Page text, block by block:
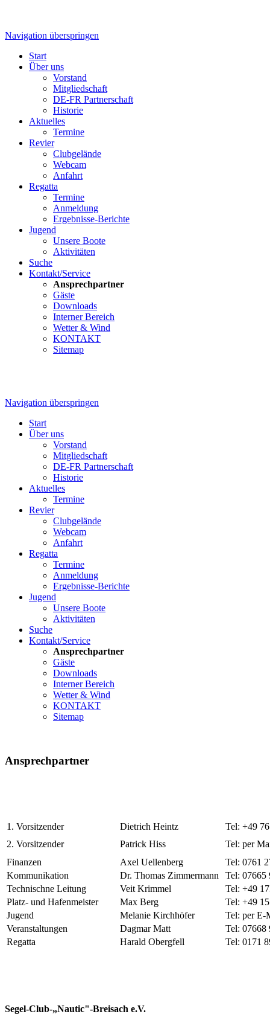
Navigation überspringen
Start
Über uns
Vorstand
Mitgliedschaft
DE-FR Partnerschaft
Historie
Aktuelles
Termine
Revier
Clubgelände
Webcam
Anfahrt
Regatta
Termine
Anmeldung
Ergebnisse-Berichte
Jugend
Unsere Boote
Aktivitäten
Suche
Kontakt/Service
Ansprechpartner
Gäste
Downloads
Interner Bereich
Wetter & Wind
KONTAKT
Sitemap
Navigation überspringen
Start
Über uns
Vorstand
Mitgliedschaft
DE-FR Partnerschaft
Historie
Aktuelles
Termine
Revier
Clubgelände
Webcam
Anfahrt
Regatta
Termine
Anmeldung
Ergebnisse-Berichte
Jugend
Unsere Boote
Aktivitäten
Suche
Kontakt/Service
Ansprechpartner
Gäste
Downloads
Interner Bereich
Wetter & Wind
KONTAKT
Sitemap
Ansprechpartner
1. Vorsitzender Dietrich Heintz
Tel: +49
2. Vorsitzender
Patrick Hiss
Tel: per
Finanzen
Axel Uellenberg
Tel: 0761
Kommunikation
Dr. Thomas Zimmermann
Tel: 07665
Technischne Leitung
Veit Krimmel
Tel: +49
Platz- und Hafenmeister
Max Berg
Tel: +49
Jugend
Melanie Kirchhöfer
Tel: per E-
Veranstaltungen
Dagmar Matt
Tel: 07668
Regatta
Harald Obergfell Tel: 0171
Segel-Club-„Nautic"-Breisach e.V.